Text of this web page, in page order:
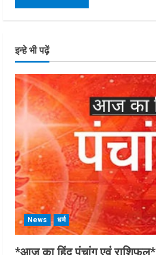
इन्हे भी पढ़ें
News धर्म
*आज का हिंदू पंचांग एवं राशिफल*